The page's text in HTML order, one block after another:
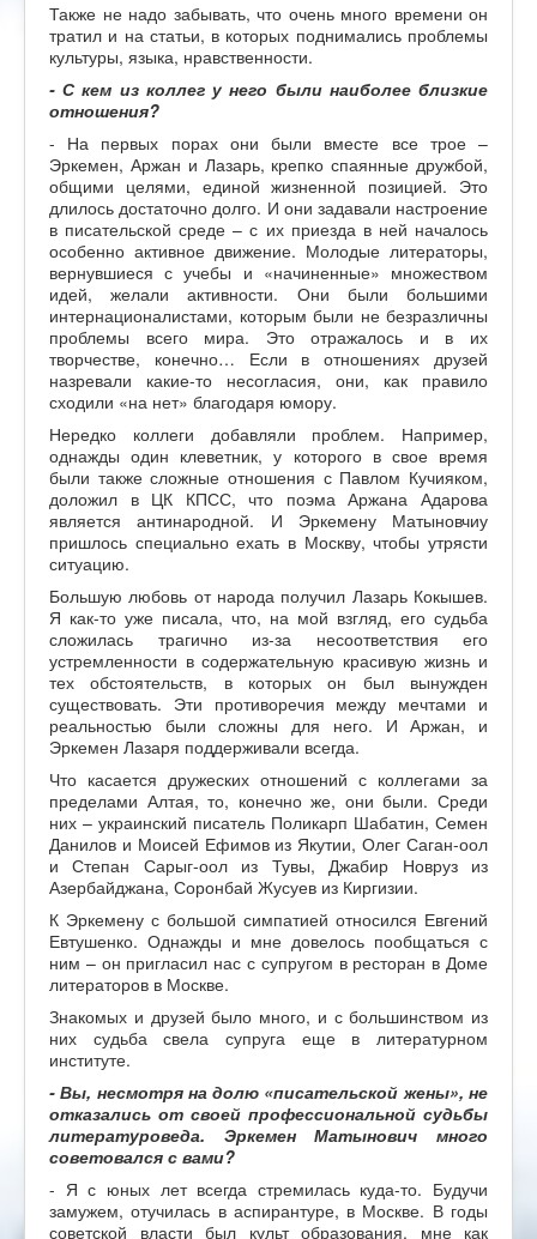
Также не надо забывать, что очень много времени он
тратил и на статьи, в которых поднимались проблемы
культуры, языка, нравственности.
- С кем из коллег у него были наиболее близкие
отношения?
- На первых порах они были вместе все трое –
Эркемен, Аржан и Лазарь, крепко спаянные дружбой,
общими целями, единой жизненной позицией. Это
длилось достаточно долго. И они задавали настроение
в писательской среде – с их приезда в ней началось
особенно активное движение. Молодые литераторы,
вернувшиеся с учебы и «начиненные» множеством
идей, желали активности. Они были большими
интернационалистами, которым были не безразличны
проблемы всего мира. Это отражалось и в их
творчестве, конечно… Если в отношениях друзей
назревали какие-то несогласия, они, как правило
сходили «на нет» благодаря юмору.
Нередко коллеги добавляли проблем. Например,
однажды один клеветник, у которого в свое время
были также сложные отношения с Павлом Кучияком,
доложил в ЦК КПСС, что поэма Аржана Адарова
является антинародной. И Эркемену Матыновчиу
пришлось специально ехать в Москву, чтобы утрясти
ситуацию.
Большую любовь от народа получил Лазарь Кокышев.
Я как-то уже писала, что, на мой взгляд, его судьба
сложилась трагично из-за несоответствия его
устремленности в содержательную красивую жизнь и
тех обстоятельств, в которых он был вынужден
существовать. Эти противоречия между мечтами и
реальностью были сложны для него. И Аржан, и
Эркемен Лазаря поддерживали всегда.
Что касается дружеских отношений с коллегами за
пределами Алтая, то, конечно же, они были. Среди
них – украинский писатель Поликарп Шабатин, Семен
Данилов и Моисей Ефимов из Якутии, Олег Саган-оол
и Степан Сарыг-оол из Тувы, Джабир Новруз из
Азербайджана, Соронбай Жусуев из Киргизии.
К Эркемену с большой симпатией относился Евгений
Евтушенко. Однажды и мне довелось пообщаться с
ним – он пригласил нас с супругом в ресторан в Доме
литераторов в Москве.
Знакомых и друзей было много, и с большинством из
них судьба свела супруга еще в литературном
институте.
- Вы, несмотря на долю «писательской жены», не
отказались от своей профессиональной судьбы
литературоведа. Эркемен Матынович много
советовался с вами?
- Я с юных лет всегда стремилась куда-то. Будучи
замужем, отучилась в аспирантуре, в Москве. В годы
советской власти был культ образования, мне как